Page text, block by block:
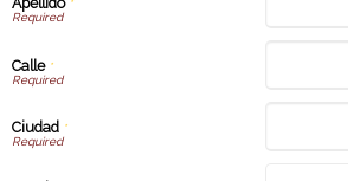
*
Calle*
Ciudad *